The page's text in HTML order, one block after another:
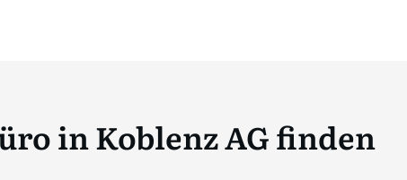
in Koblenz AG finden